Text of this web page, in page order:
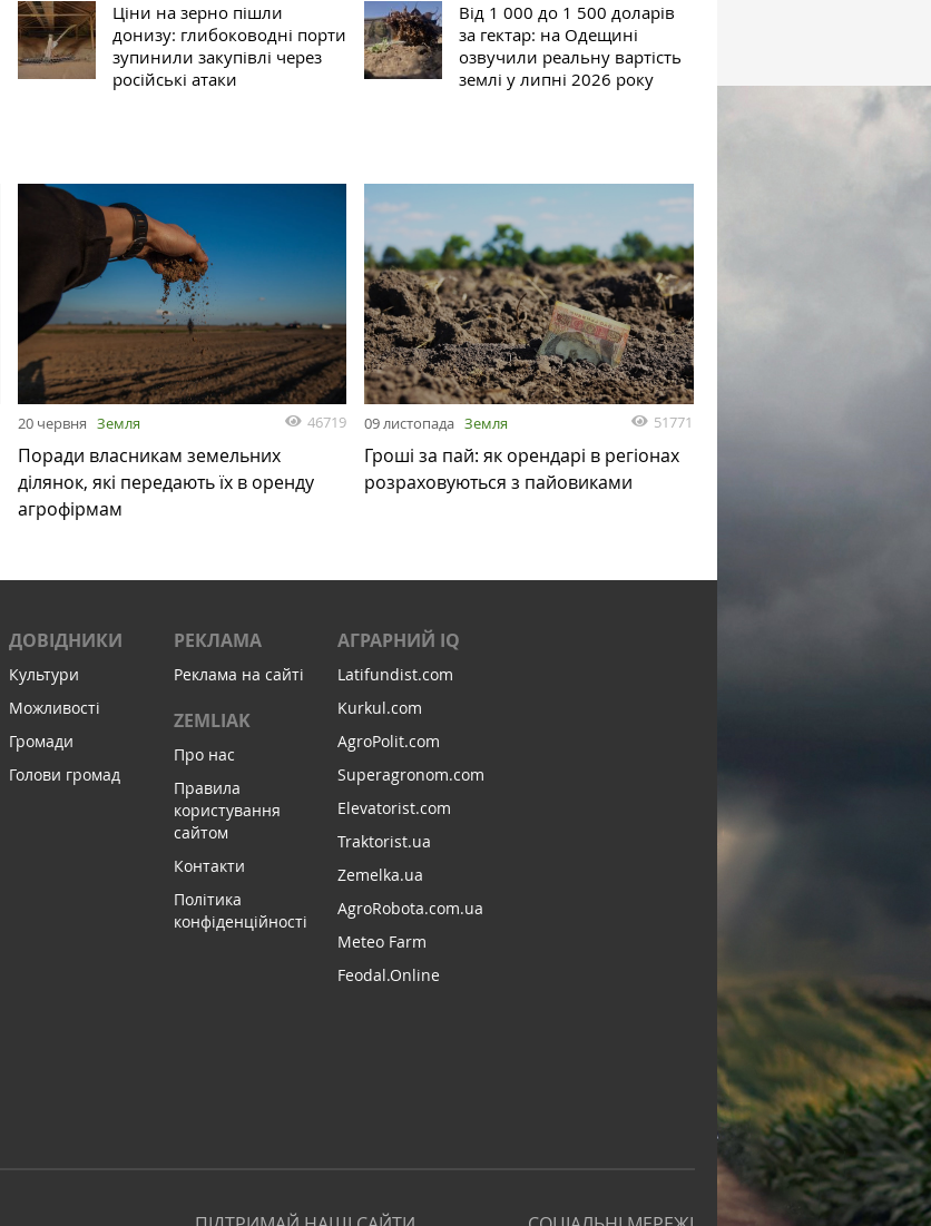
Ціни на зерно пішли
донизу: глибоководні порти
зупинили закупівлі через
російські атаки
Від 1 000 до 1 500 доларів
за гектар: на Одещині
озвучили реальну вартість
землі у липні 2026 року
20 червня Земля 46719
Поради власникам земельних
ділянок, які передають їх в оренду
агрофірмам
09 листопада Земля 51771
Гроші за пай: як орендарі в регіонах
розраховуються з пайовиками
ДОВІДНИКИ
Культури
Можливості
Громади
Голови громад
РЕКЛАМА
Реклама на сайті
ZEMLIAK
Про нас
Правила
користування
сайтом
Контакти
Політика
конфіденційності
АГРАРНИЙ IQ
Latifundist.com
Kurkul.com
AgroPolit.com
Superagronom.com
Elevatorist.com
Traktorist.ua
Zemelka.ua
AgroRobota.com.ua
Meteo Farm
Feodal.Online